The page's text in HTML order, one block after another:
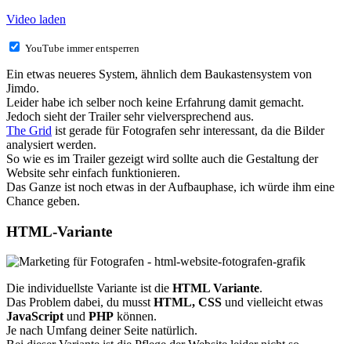
Video laden
YouTube immer entsperren
Ein etwas neueres System, ähnlich dem Baukastensystem von
Jimdo.
Leider habe ich selber noch keine Erfahrung damit gemacht.
Jedoch sieht der Trailer sehr vielversprechend aus.
The Grid ist gerade für Fotografen sehr interessant, da die Bilder
analysiert werden.
So wie es im Trailer gezeigt wird sollte auch die Gestaltung der
Website sehr einfach funktionieren.
Das Ganze ist noch etwas in der Aufbauphase, ich würde ihm eine
Chance geben.
HTML-Variante
Die individuellste Variante ist die HTML Variante.
Das Problem dabei, du musst HTML, CSS und vielleicht etwas
JavaScript und PHP können.
Je nach Umfang deiner Seite natürlich.